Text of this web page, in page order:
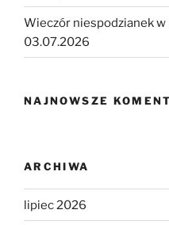
Wieczór niespodzianek w
03.07.2026
NAJNOWSZE
ARCHIWA
lipiec 2026